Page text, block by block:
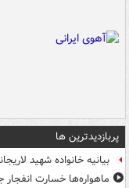
پربازدیدترین ها
بیانیه خانواده شهید
ماهواره‌ها خسارت انفجار